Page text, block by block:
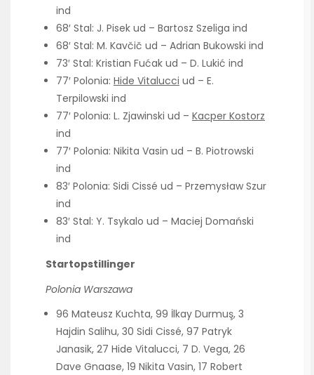
ind
68′ Stal: J. Pisek ud – Bartosz Szeliga ind
68′ Stal: M. Kavčič ud – Adrian Bukowski ind
73′ Stal: Kristian Fućak ud – D. Lukić ind
77′ Polonia: Hide Vitalucci ud – E.
Terpilowski ind
77′ Polonia: L. Zjawinski ud – Kacper Kostorz
ind
77′ Polonia: Nikita Vasin ud – B. Piotrowski
ind
83′ Polonia: Sidi Cissé ud – Przemysław Szur
ind
83′ Stal: Y. Tsykalo ud – Maciej Domański
ind
Startopstillinger
Polonia Warszawa
96 Mateusz Kuchta, 99 İlkay Durmuş, 3
Hajdin Salihu, 30 Sidi Cissé, 97 Patryk
Janasik, 27 Hide Vitalucci, 7 D. Vega, 26
Dave Gnaase, 19 Nikita Vasin, 17 Robert